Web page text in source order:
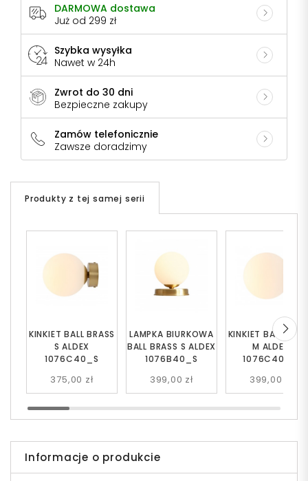
DARMOWA dostawa
Już od 299 zł
Szybka wysyłka
Nawet w 24h
Zwrot do 30 dni
Bezpieczne zakupy
Zamów telefonicznie
Zawsze doradzimy
Produkty z tej samej serii
LAMPKA BIURKOWA
BALL BRASS S ALDEX
1076B40_S
399,00 zł
KINKIET BALL BRASS
S ALDEX
1076C40_S
375,00 zł
KINKIET BALL
M ALDEX
1076C40_M
399,00 zł
Informacje o produkcie